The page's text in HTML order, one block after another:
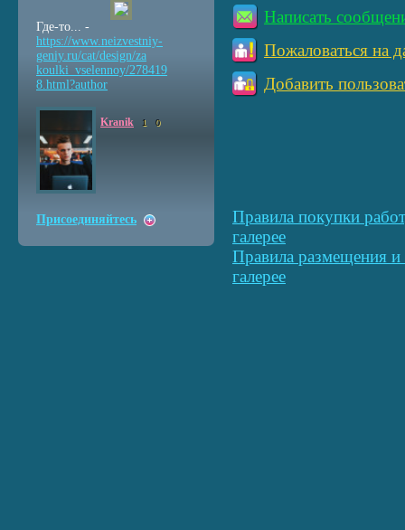
Написать
Пожаловаться на
Добавить
Правила покупки
галерее
Правила размещения
галерее
Где-то... -
https://www.neizvestniy-
geniy.ru/cat/design/za
koulki_vselennoy/278419
8.html?author
Kranik 1 0
Присоединяйтесь